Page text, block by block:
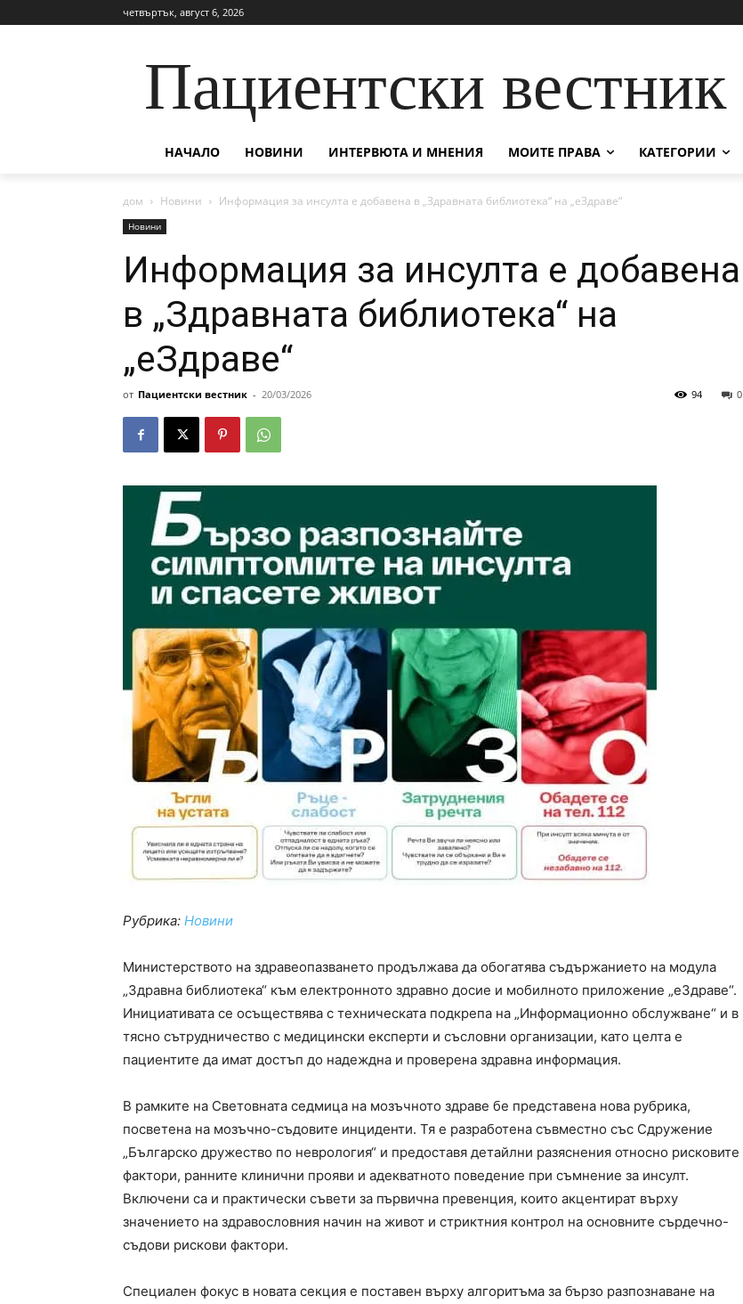
четвъртък, август 6, 2026
Пациентски вестник
НАЧАЛО НОВИНИ ИНТЕРВЮТА И МНЕНИЯ МОИТЕ ПРАВА КАТЕГОРИИ
дом Новини Информация за инсулта е добавена в „Здравната библиотека“ на „еЗдраве“
Новини
Информация за инсулта е добавена
в „Здравната библиотека“ на
„еЗдраве“
от Пациентски вестник - 20/03/2026 0
94
Рубрика: Новини
Министерството на здравеопазването продължава да обогатява съдържанието на модула
„Здравна библиотека“ към електронното здравно досие и мобилното приложение „еЗдраве“.
Инициативата се осъществява с техническата подкрепа на „Информационно обслужване“ и в
тясно сътрудничество с медицински експерти и съсловни организации, като целта е
пациентите да имат достъп до надеждна и проверена здравна информация.
В рамките на Световната седмица на мозъчното здраве бе представена нова рубрика,
посветена на мозъчно-съдовите инциденти. Тя е разработена съвместно със Сдружение
„Българско дружество по неврология“ и предоставя детайлни разяснения относно рисковите
фактори, ранните клинични прояви и адекватното поведение при съмнение за инсулт.
Включени са и практически съвети за първична превенция, които акцентират върху
значението на здравословния начин на живот и стриктния контрол на основните сърдечно-
съдови рискови фактори.
Специален фокус в новата секция е поставен върху алгоритъма за бързо разпознаване на